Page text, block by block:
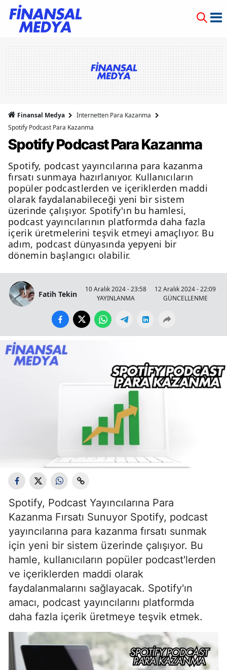
Finansal Medya
İnternetten Para Kazanma
Spotify Podcast Para Kazanma
Spotify Podcast Para Kazanma
Spotify, podcast yayıncılarına para kazanma
fırsatı sunmaya hazırlanıyor. Kullanıcıların
popüler podcastlerden ve içeriklerden maddi
olarak faydalanabileceği yeni bir sistem
üzerinde çalışıyor. Spotify'ın bu hamlesi,
podcast yayıncılarının platformda daha fazla
içerik üretmelerini teşvik etmeyi amaçlıyor. Bu
adım, podcast dünyasında yepyeni bir
dönemin başlangıcı olabilir.
Fatih Tekin
10 Aralık 2024 - 23:58
YAYINLANMA
12 Aralık 2024 - 22:09
GÜNCELLENME
Spotify, Podcast Yayıncılarına Para
Kazanma Fırsatı Sunuyor Spotify, podcast
yayıncılarına para kazanma fırsatı sunmak
için yeni bir sistem üzerinde çalışıyor. Bu
hamle, kullanıcıların popüler podcast'lerden
ve içeriklerden maddi olarak
faydalanmalarını sağlayacak. Spotify'ın
amacı, podcast yayıncılarını platformda
daha fazla içerik üretmeye teşvik etmek.